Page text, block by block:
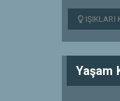
IŞIKLARI
Yaşam